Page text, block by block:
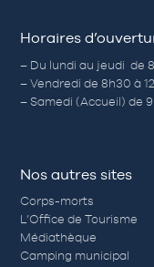
Horaires
– Du lundi au jeudi de
– Vendredi de 8h30 à
– Samedi (Accueil) de
Nos autres sites
Corps-morts
L’Office de Tourisme
Médiathèque
Camping municipal